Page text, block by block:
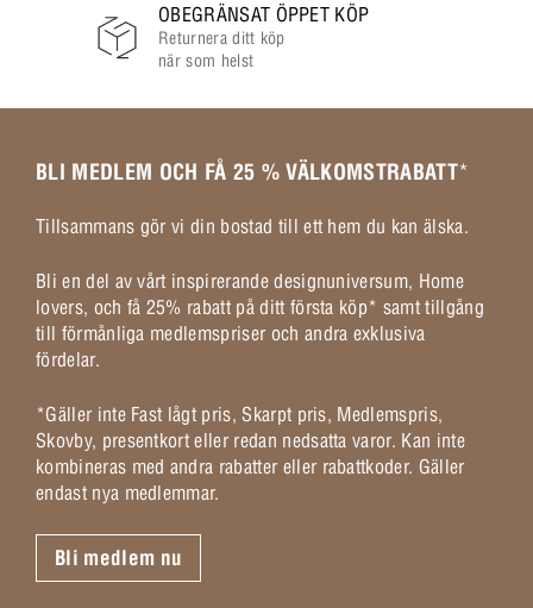
OBEGRÄNSAT ÖPPET KÖP
Returnera ditt köp
när som helst
BLI MEDLEM OCH FÅ 25 % VÄLKOMSTRABATT*
Tillsammans gör vi din bostad till ett hem du kan älska.
Bli en del av vårt inspirerande designuniversum, Home
lovers, och få 25% rabatt på ditt första köp* samt tillgång
till förmånliga medlemspriser och andra exklusiva
fördelar.
*Gäller inte Fast lågt pris, Skarpt pris, Medlemspris,
Skovby, presentkort eller redan nedsatta varor. Kan inte
kombineras med andra rabatter eller rabattkoder. Gäller
endast nya medlemmar.
Bli medlem nu